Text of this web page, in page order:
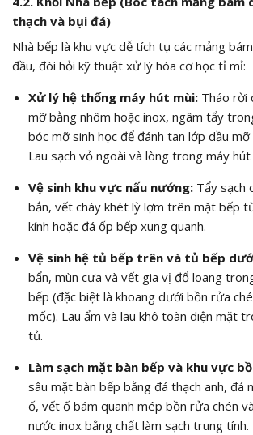
thạch và bụi đá)
Nhà bếp là khu vực dễ tích tụ các mảng
đầu, đòi hỏi kỹ thuật xử lý hóa cơ học tỉ mỉ:
Xử lý hệ thống máy hút mùi:Tháo rời
mỡ bằng nhôm hoặc inox, ngâm tẩy
bóc mỡ sinh học để đánh tan lớp dầu mỡ
Lau sạch vỏ ngoài và lòng trong máy hút
Vệ sinh khu vực nấu nướng:Tẩy sạch
bắn, vết cháy khét lỳ lợm trên mặt bếp
kính hoặc đá ốp bếp xung quanh.
Vệ sinh hệ tủ bếp trên và tủ bếp
bẩn, mùn cưa và vết gia vị đổ loang
bếp (đặc biệt là khoang dưới bồn rửa
mốc). Lau ẩm và lau khô toàn diện mặt
tủ.
Làm sạch mặt bàn bếp và khu vực
sâu mặt bàn bếp bằng đá thạch anh, đá
ố, vết ố bám quanh mép bồn rửa chén
nước inox bằng chất làm sạch trung tính.